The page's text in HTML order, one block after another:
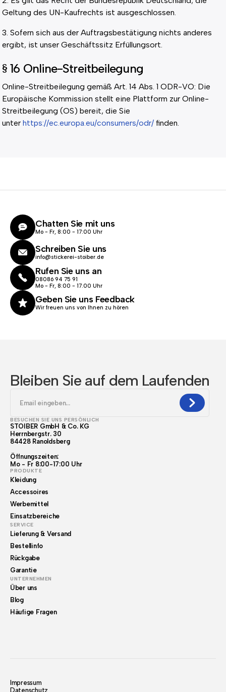
Geltung des UN-Kaufrechts ist ausgeschlossen.
3. Sofern sich aus der Auftragsbestätigung nichts anderes
ergibt, ist unser Geschäftssitz Erfüllungsort.
§ 16 Online-Streitbeilegung
Online-Streitbeilegung gemäß Art. 14 Abs. 1 ODR-VO: Die
Europäische Kommission stellt eine Plattform zur Online-
Streitbeilegung (OS) bereit, die Sie
unter https://ec.europa.eu/consumers/odr/ finden.
Chatten Sie mit uns
Mo - Fr, 8:00 - 17:00 Uhr
Schreiben Sie uns
info@stickerei-stoiber.de
Rufen Sie uns an
08086 94 75 91
Mo - Fr, 8:00 - 17.00 Uhr
Geben Sie uns Feedback
Wir freuen uns von Ihnen zu hören
Bleiben Sie auf dem Laufenden
BESUCHEN SIE UNS PERSÖNLICH
STOIBER GmbH & Co. KG
Herrnbergstr. 30
84428 Ranoldsberg
Öffnungszeiten:
Mo - Fr 8:00-17:00 Uhr
PRODUKTE
Kleidung
Accessoires
Werbemittel
Einsatzbereiche
SERVICE
Lieferung & Versand
Bestellinfo
Rückgabe
Garantie
UNTERNEHMEN
Über uns
Blog
Häufige Fragen
Impressum
Datenschutz